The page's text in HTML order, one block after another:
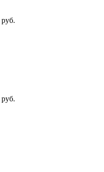
руб.
руб.